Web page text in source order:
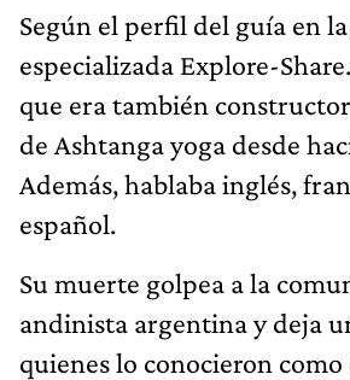
Según el perfil del guía en
especializada Explore-
que era también
de Ashtanga yoga desde
Además, hablaba inglés,
español.
Su muerte golpea a la
andinista argentina y deja
quienes lo conocieron como